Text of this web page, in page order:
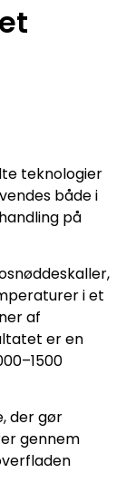
teknologier
både i
på
i et
af
er en
der gør
gennem